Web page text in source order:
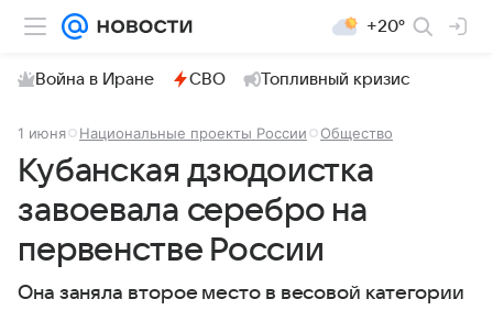
+20°
Война в Иране СВО Топливный кризис
1 июня Национальные проекты России Общество
Кубанская дзюдоистка
завоевала серебро на
первенстве России
Она заняла второе место в весовой категории